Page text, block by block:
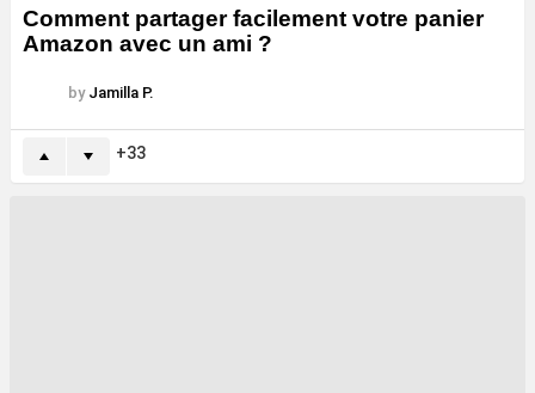
Comment partager facilement votre panier
Amazon avec un ami ?
by Jamilla P.
33